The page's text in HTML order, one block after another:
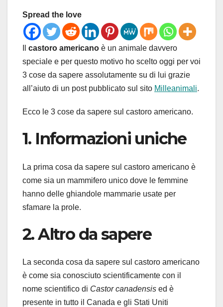
Spread the love
castoro americano è un animale davvero
speciale e per questo motivo ho scelto oggi per voi
3 cose da sapere assolutamente su di lui grazie
all’aiuto di un post pubblicato sul sito Milleanimali.
Ecco le 3 cose da sapere sul castoro americano.
1. Informazioni uniche
La prima cosa da sapere sul castoro americano è
come sia un mammifero unico dove le femmine
hanno delle ghiandole mammarie usate per
sfamare la prole.
2. Altro da sapere
La seconda cosa da sapere sul castoro americano
è come sia conosciuto scientificamente con il
nome scientifico di Castor canadensis ed è
presente in tutto il Canada e gli Stati Uniti